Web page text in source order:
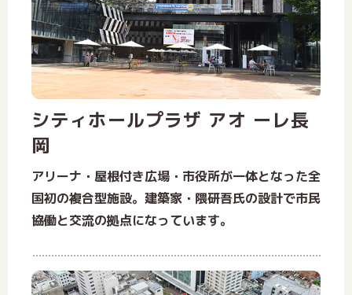
シティホールプラザ アオ ーレ長
岡
アリーナ・屋根付き広場・市役所が一体となった全
国初の複合型施設。建築家・隈研吾氏の設計で市民
協働と交流の拠点になっています。